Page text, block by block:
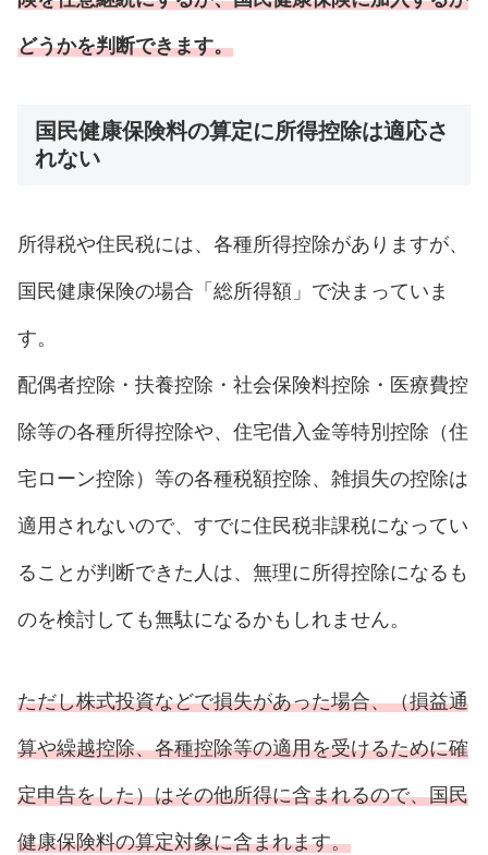
どうかを判断できます。
国民健康保険料の算定に所得控除は適応さ
れない
所得税や住民税には、各種所得控除がありますが、
国民健康保険の場合「総所得額」で決まっていま
す。
配偶者控除・扶養控除・社会保険料控除・医療費控
除等の各種所得控除や、住宅借入金等特別控除（住
宅ローン控除）等の各種税額控除、雑損失の控除は
適用されないので、すでに住民税非課税になってい
ることが判断できた人は、無理に所得控除になるも
のを検討しても無駄になるかもしれません。
ただし株式投資などで損失があった場合、（損益通
算や繰越控除、各種控除等の適用を受けるために確
定申告をした）はその他所得に含まれるので、国民
健康保険料の算定対象に含まれます。